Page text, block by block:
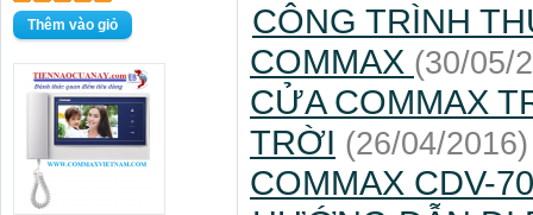
CÔNG TRÌNH
COMMAX (30/05/
CỬA COMMAX
TRỜI (26/04/2016)
COMMAX CDV-